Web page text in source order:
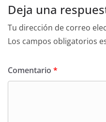
Deja una
Tu dirección de correo
Los campos obligatorios
Comentario *